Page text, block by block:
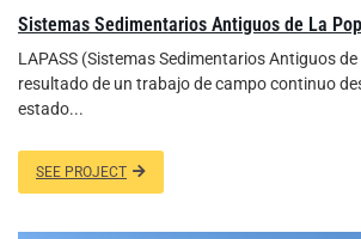
Sistemas Sedimentarios Antiguos de La
LAPASS (Sistemas Sedimentarios Antiguos de
resultado de un trabajo de campo continuo
estado...
SEE PROJECT